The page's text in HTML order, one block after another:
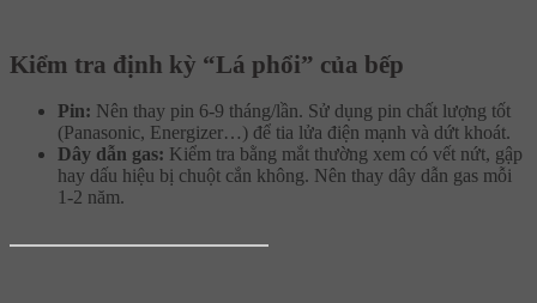
Kiểm tra định kỳ “Lá phổi” của bếp
Pin: Nên thay pin 6-9 tháng/lần. Sử dụng pin chất lượng tốt
(Panasonic, Energizer…) để tia lửa điện mạnh và dứt khoát.
Dây dẫn gas: Kiểm tra bằng mắt thường xem có vết nứt, gập
hay dấu hiệu bị chuột cắn không. Nên thay dây dẫn gas mỗi
1-2 năm.